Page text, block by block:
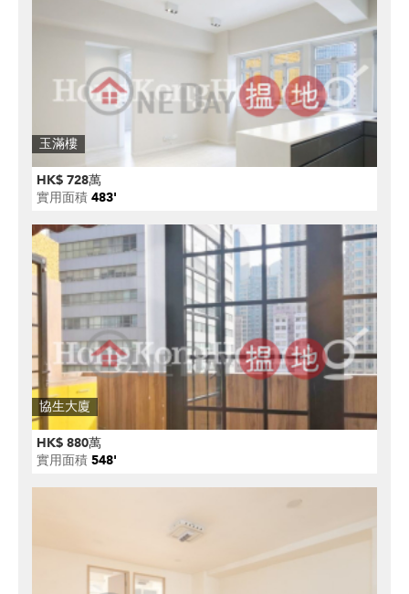
玉滿樓
HK$ 728萬
實用面積 483'
協生大廈
HK$ 880萬
實用面積 548'